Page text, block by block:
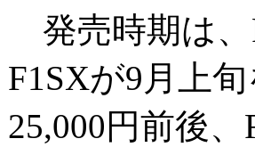
発売時期は、
F1SXが9月上
25,000円前後